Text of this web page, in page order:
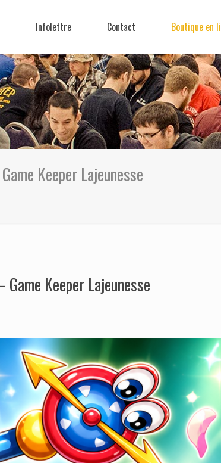
Infolettre Contact Boutique en
Keeper Lajeunesse
Keeper Lajeunesse